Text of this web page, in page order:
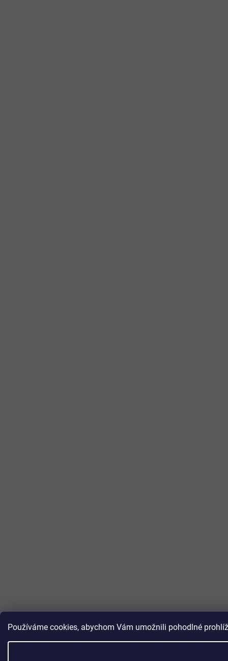
Používáme cookies, abychom Vám umožnili pohodlné